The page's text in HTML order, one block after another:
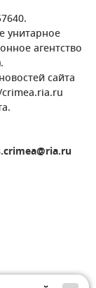
унитарное
агентство
сайта